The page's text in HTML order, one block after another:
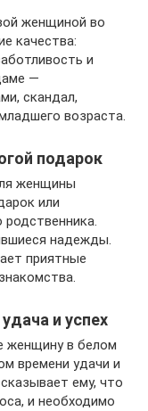
женщиной во
качества:
и
—
скандал,
возраста.
подарок
женщины
или
надежды.
приятные
и успех
женщину в белом
времени удачи и
ему, что
и необходимо